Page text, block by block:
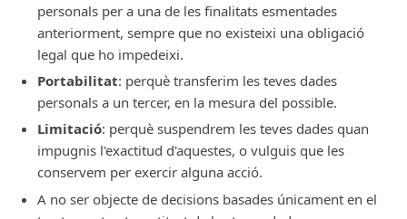
personals per a una de les finalitats esmentades
anteriorment, sempre que no existeixi una obligació
legal que ho impedeixi.
Portabilitat: perquè transferim les teves dades
personals a un tercer, en la mesura del possible.
Limitació: perquè suspendrem les teves dades quan
impugnis l'exactitud d'aquestes, o vulguis que les
conservem per exercir alguna acció.
A no ser objecte de decisions basades únicament en el